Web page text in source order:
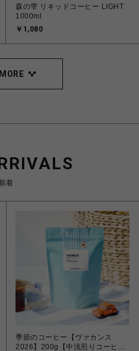
森の雫 リキッドコーヒー LIGHT
1000ml
￥1,080
新着
季節のコーヒー【ヴァカンス
2026】200g【中浅煎りコーヒ